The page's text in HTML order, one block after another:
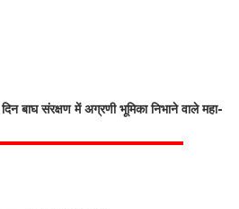
बाघ संरक्षण में अग्रणी भूमिका निभाने वाले महा-